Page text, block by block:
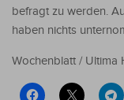
befragt zu werden.
haben nichts
Wochenblatt / Ultima